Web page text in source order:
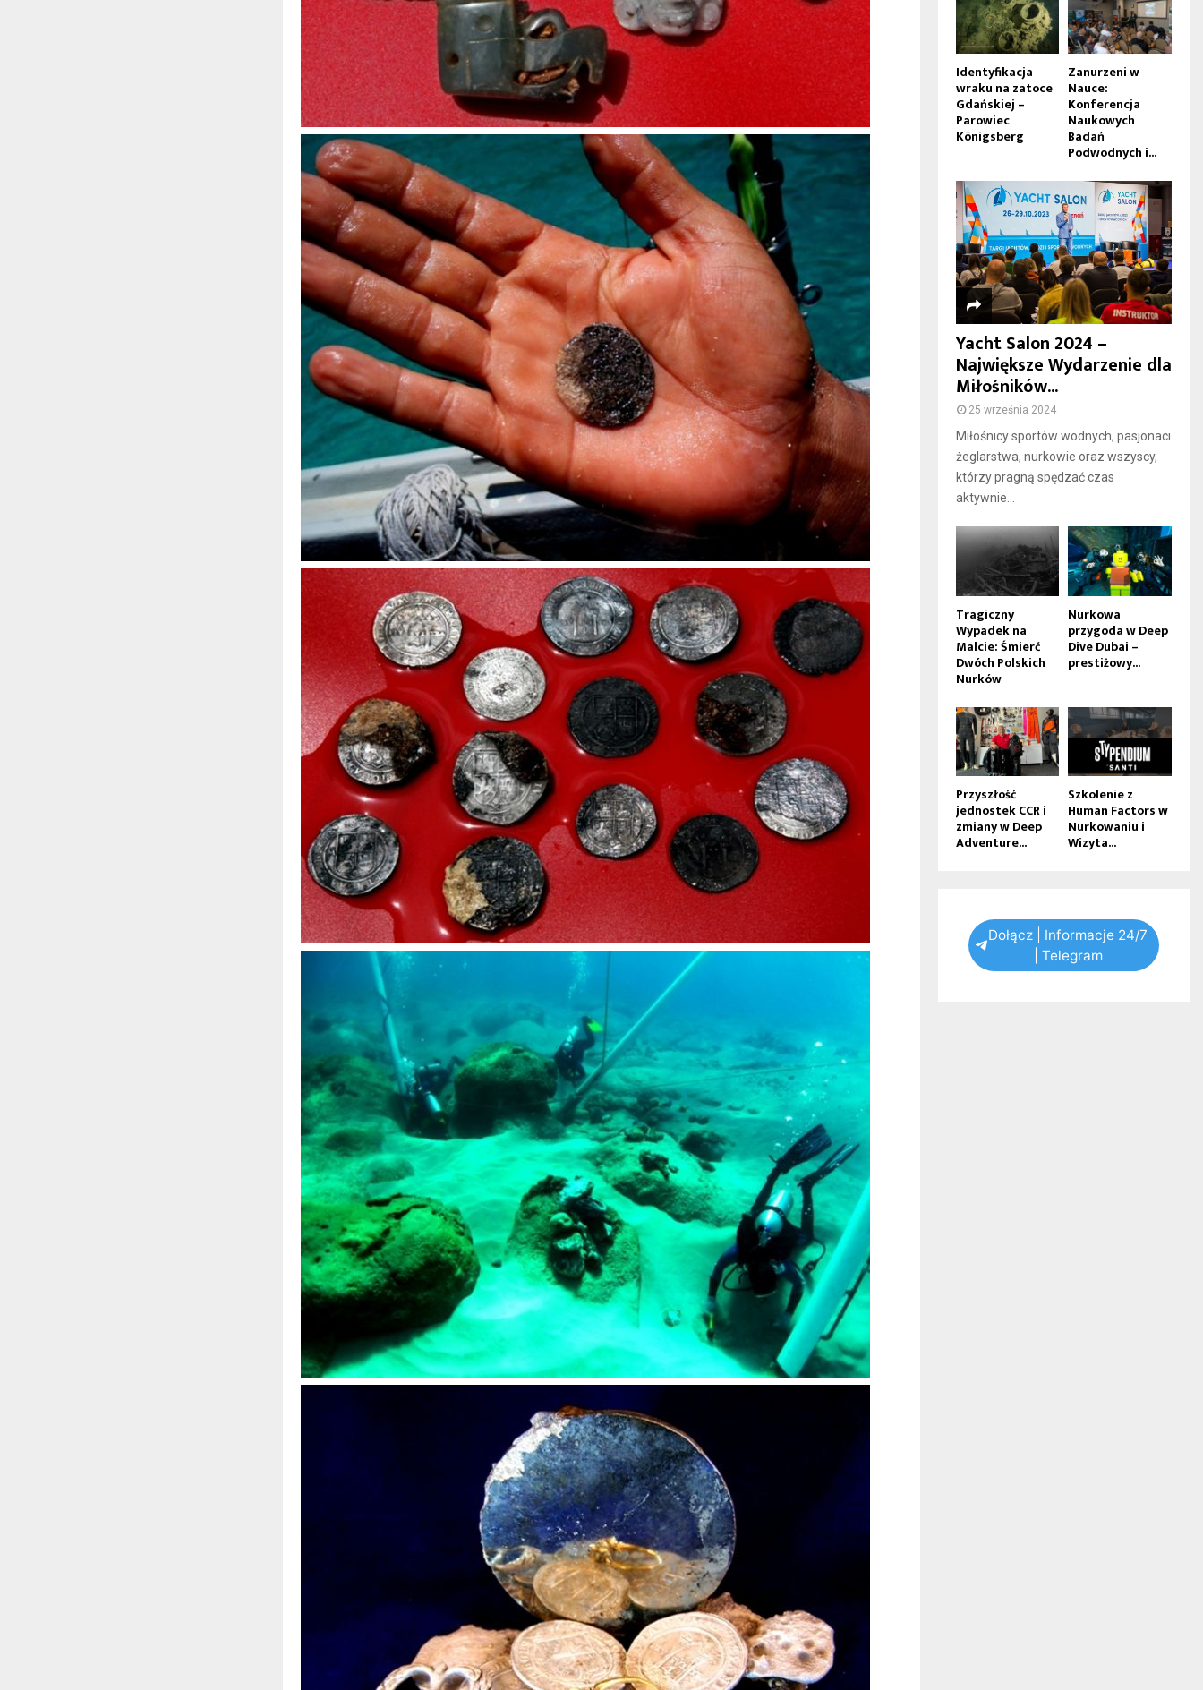
Identyfikacja
wraku na zatoce
Gdańskiej –
Parowiec
Königsberg
Zanurzeni w
Nauce:
Konferencja
Naukowych
Badań
Podwodnych i...
Yacht Salon 2024 –
Największe Wydarzenie dla
Miłośników...
25 września 2024
Miłośnicy sportów wodnych, pasjonaci
żeglarstwa, nurkowie oraz wszyscy,
którzy pragną spędzać czas
aktywnie...
Tragiczny
Wypadek na
Malcie: Śmierć
Dwóch Polskich
Nurków
Nurkowa
przygoda w Deep
Dive Dubai –
prestiżowy...
Przyszłość
jednostek CCR i
zmiany w Deep
Adventure...
Szkolenie z
Human Factors w
Nurkowaniu i
Wizyta...
Dołącz | Informacje 24/7
| Telegram